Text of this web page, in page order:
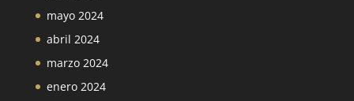
mayo 2024
abril 2024
marzo 2024
enero 2024